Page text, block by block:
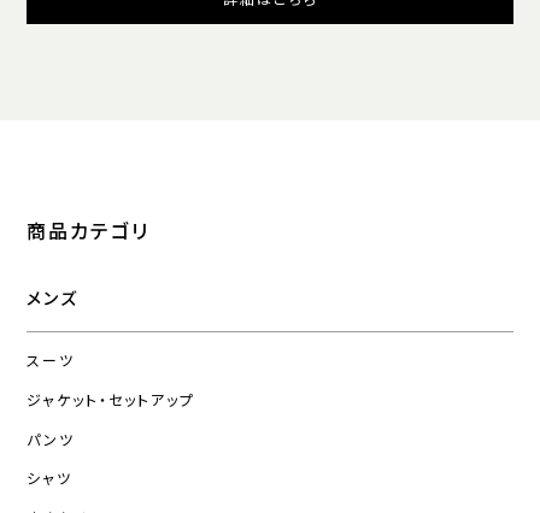
商品カテゴリ
メンズ
スーツ
ジャケット・セットアップ
パンツ
シャツ